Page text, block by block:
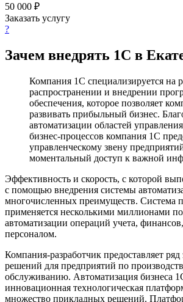
50 000 ₽
Заказать услугу
?
Зачем внедрять 1С в
Компания 1С специализируется на
распространении и внедрении
обеспечения, которое позволяет
развивать прибыльный бизнес.
автоматизации областей
бизнес-процессов компания 1С
управленческому звену
моментальный доступ к важной
Эффективность и скорость, с которой
с помощью внедрения системы
многочисленных преимуществ. Система
применяется несколькими миллионами
автоматизации операций учета,
персоналом.
Компания-разработчик предоставляет
решений для предприятий по
обслуживанию. Автоматизация бизнеса
инновационная технологическая
множество прикладных решений.